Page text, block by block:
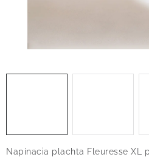
Napínacia plachta Fleuresse XL